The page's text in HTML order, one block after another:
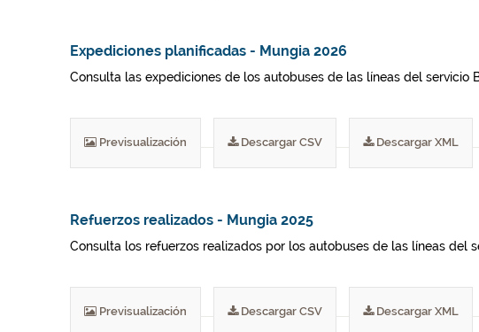
Expediciones planificadas - Mungia 2026
Consulta las expediciones de los autobuses de las líneas del
Previsualización Descargar CSV Descargar XML
Refuerzos realizados - Mungia 2025
Consulta los refuerzos realizados por los autobuses de las líneas del
Previsualización Descargar CSV Descargar XML